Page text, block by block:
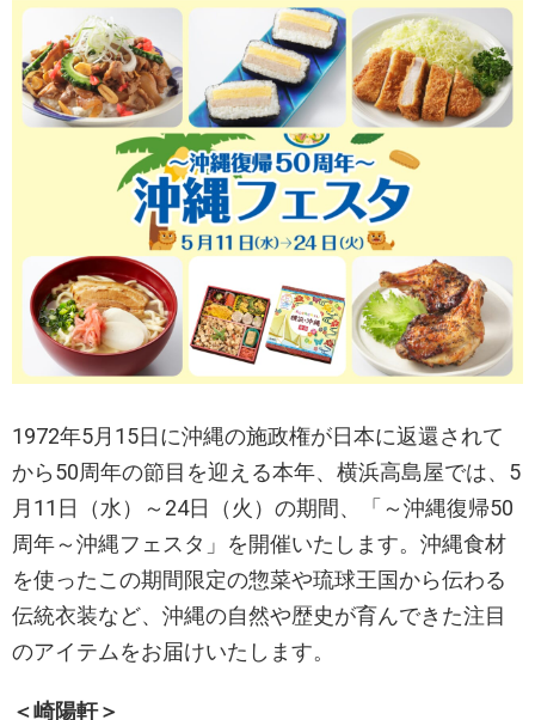
1972年5月15日に沖縄の施政権が日本に返還されて
から50周年の節目を迎える本年、横浜高島屋では、5
月11日（水）～24日（火）の期間、「～沖縄復帰50
周年～沖縄フェスタ」を開催いたします。沖縄食材
を使ったこの期間限定の惣菜や琉球王国から伝わる
伝統衣装など、沖縄の自然や歴史が育んできた注目
のアイテムをお届けいたします。
＜崎陽軒＞